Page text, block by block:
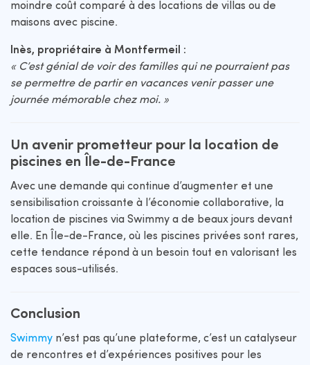
moindre coût comparé à des locations de villas ou de
maisons avec piscine.
Inès, propriétaire à Montfermeil :
« C’est génial de voir des familles qui ne pourraient pas
se permettre de partir en vacances venir passer une
journée mémorable chez moi. »
Un avenir prometteur pour la location de
piscines en Île-de-France
Avec une demande qui continue d’augmenter et une
sensibilisation croissante à l’économie collaborative, la
location de piscines via Swimmy a de beaux jours devant
elle. En Île-de-France, où les piscines privées sont rares,
cette tendance répond à un besoin tout en valorisant les
espaces sous-utilisés.
Conclusion
Swimmy n’est pas qu’une plateforme, c’est un catalyseur
de rencontres et d’expériences positives pour les